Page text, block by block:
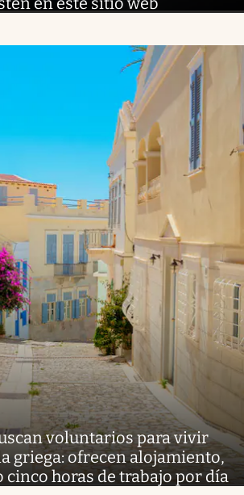
voluntarios para vivir
griega: ofrecen alojamiento,
cinco horas de trabajo por día